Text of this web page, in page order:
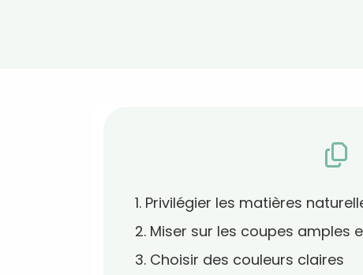
1. Privilégier les matières
2. Miser sur les coupes amples
3. Choisir des couleurs claires